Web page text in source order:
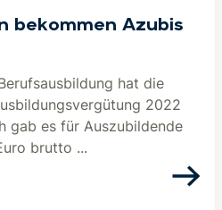
bekommen Azubis
hat die
2022
gab es für Auszubildende
brutto ...